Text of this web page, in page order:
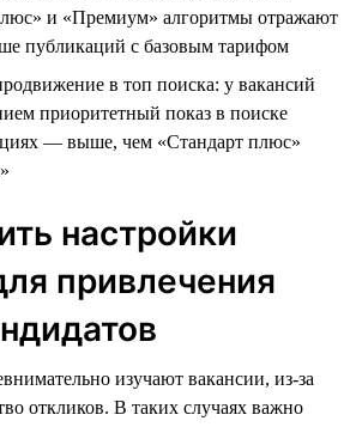
и «Премиум» алгоритмы отражают
публикаций с базовым тарифом
в топ поиска: у вакансий
приоритетный показ в поиске
— выше, чем «Стандарт плюс»
настройки
привлечения
изучают вакансии, из-за
откликов. В таких случаях важно